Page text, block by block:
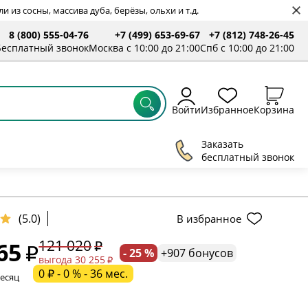
сосны, массива дуба, берёзы, ольхи и т.д.
8 (800) 555-04-76
звонок
+7 (499) 653-69-67
Москва с 10:00 до 21:00
+7 (812) 748-26-45
Спб с 10:00 до 21:00
ВойтиИзбранноеКорзина
Заказать
бесплатный звонок
(5.0) В избранное
121 020
выгода 30 255 - 25 % +907 бонусов
0 ₽ - 0 % - 36 мес.
поле